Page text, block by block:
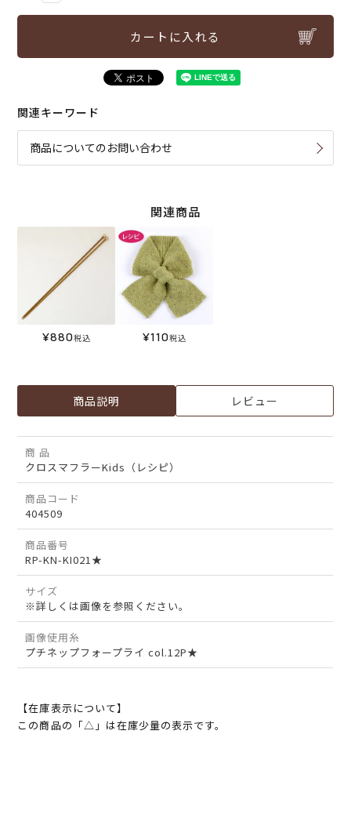
カートに入れる
関連キーワード
商品についてのお問い合わせ
関連商品
¥880税込 ¥110税込
商品説明 レビュー
商 品
クロスマフラーKids（レシピ）
商品コード
404509
商品番号
RP-KN-KI021★
サイズ
※詳しくは画像を参照ください。
画像使用糸
プチネップフォープライ col.12P★
【在庫表示について】
この商品の「△」は在庫少量の表示です。